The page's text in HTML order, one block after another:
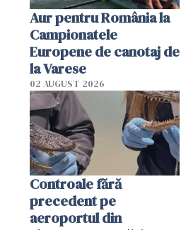
Aur pentru România la
Campionatele
Europene de canotaj de
la Varese
02 AUGUST 2026
Controale fără
precedent pe
aeroportul din